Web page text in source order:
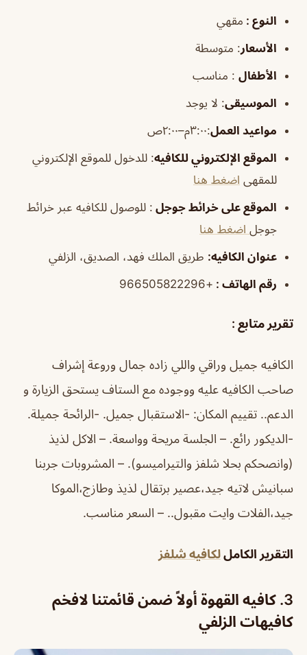
النوع : مقهي
الأسعار: متوسطة
الأطفال : مناسب
الموسيقى: لا يوجد
مواعيد العمل:٣:٠٠م–٢:٠٠ص
الموقع الإلكتروني للكافيه: للدخول للموقع الإلكتروني
للمقهى اضغط هنا
الموقع على خرائط جوجل : للوصول للكافيه عبر خرائط
جوجل اضغط هنا
عنوان الكافيه: طريق الملك فهد، الصديق، الزلفي
رقم الهاتف : +966505822296
تقرير متابع :
الكافيه جميل وراقي واللي زاده جمال وروعة إشراف
صاحب الكافيه عليه ووجوده مع الستاف يستحق الزيارة و
الدعم.. تقييم المكان: -الاستقبال جميل. -الرائحة جميلة.
-الديكور رائع. – الجلسة مريحة وواسعة. – الاكل لذيذ
(وانصحكم بحلا شلفز والتيراميسو). – المشروبات جربنا
سبانيش لاتيه جيد،عصير برتقال لذيذ وطازج،الموكا
جيد،الفلات وايت مقبول.. – السعر مناسب.
التقرير الكامللكافيه شلفز
3. كافيه القهوة أولاً ضمن قائمتنا لافخم
كافيهات الزلفي